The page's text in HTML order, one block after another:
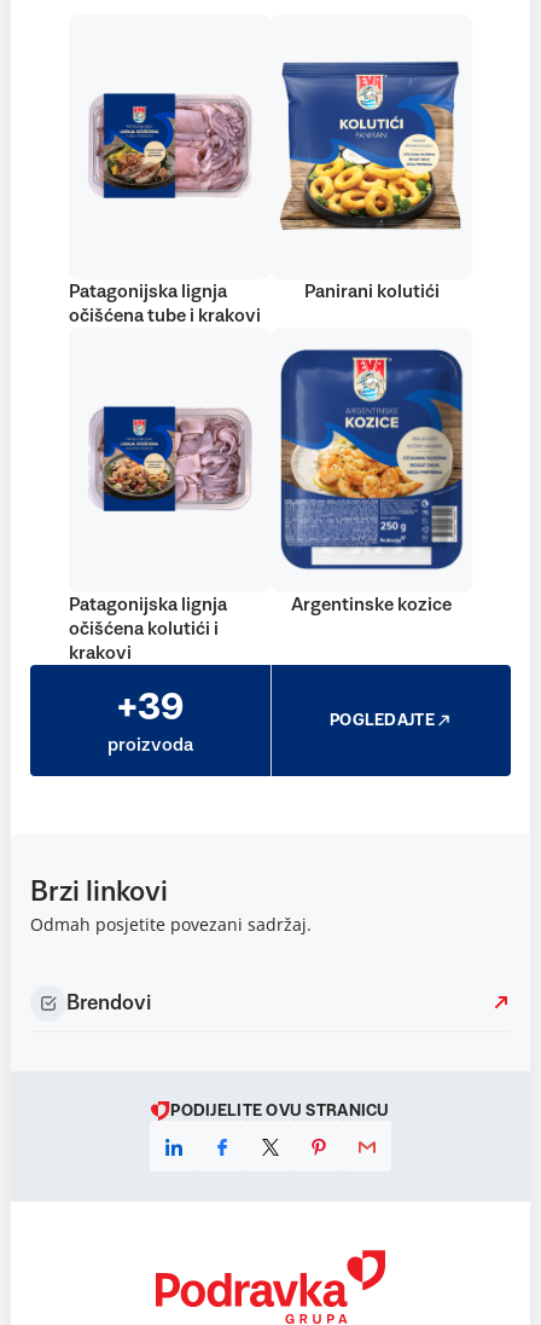
Patagonijska lignja
očišćena tube i krakovi
Panirani kolutići
Patagonijska lignja
očišćena kolutići i
krakovi
Argentinske kozice
+39
proizvoda
POGLEDAJTE
Brzi linkovi
Odmah posjetite povezani sadržaj.
Brendovi
PODIJELITE OVU STRANICU